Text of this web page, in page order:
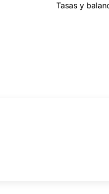
Tasas y